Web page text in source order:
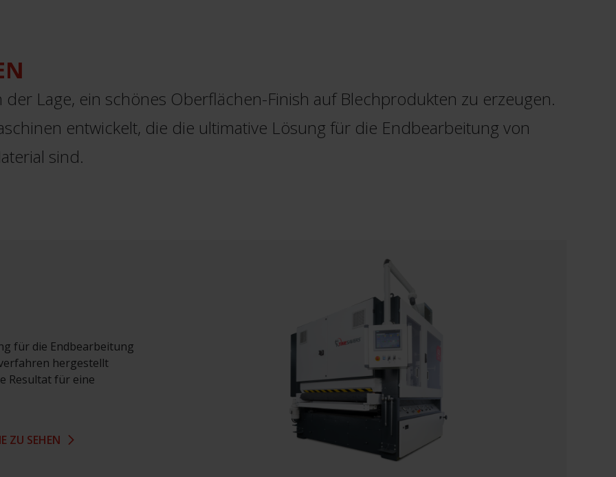
der Lage, ein schönes Oberflächen-Finish auf Blechprodukten zu erzeugen.
entwickelt, die die ultimative Lösung für die Endbearbeitung von
sind.
für die Endbearbeitung
hergestellt
Resultat für eine
ZU SEHEN